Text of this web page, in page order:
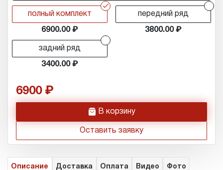
r
полный комплект
6900.00
передний ряд
3800.00
задний ряд
3400.00
6900
h В корзину
Оставить заявку
Описание Доставка Оплата Видео Фото